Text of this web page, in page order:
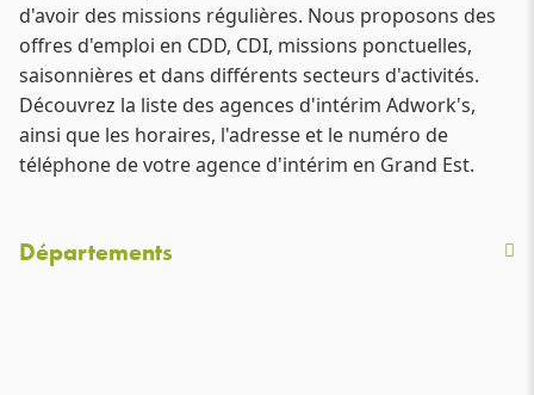
d'avoir des missions régulières. Nous proposons des
offres d'emploi en CDD, CDI, missions ponctuelles,
saisonnières et dans différents secteurs d'activités.
Découvrez la liste des agences d'intérim Adwork's,
ainsi que les horaires, l'adresse et le numéro de
téléphone de votre agence d'intérim en Grand Est.
Départements